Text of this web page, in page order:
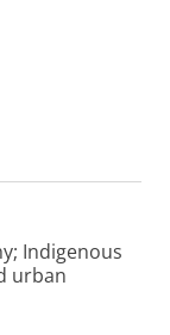
Indigenous
urban